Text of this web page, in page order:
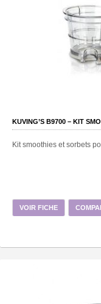
KUVING’S B9700 – KIT
Kit smoothies et sorbets
VOIR FICHE